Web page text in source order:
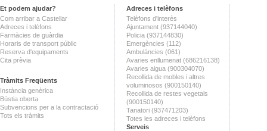
Et podem ajudar?
Com arribar a Castellar
Adreces i telèfons
Farmàcies de guàrdia
Horaris de transport públic
Reserva d'equipaments
Cita prèvia
Tràmits Freqüents
Instància genèrica
Bústia oberta
Subvencions per a la contractació
Tots els tràmits
Adreces i telèfons
Telèfons d'interès
Ajuntament (937144040)
Policia (937144830)
Emergències (112)
Ambulàncies (061)
Avaries enllumenat (686216138)
Avaries aigua (900304070)
Recollida de mobles i altres
voluminosos (900150140)
Recollida de restes vegetals
(900150140)
Tanatori (937471203)
Totes les adreces i telèfons
Serveis